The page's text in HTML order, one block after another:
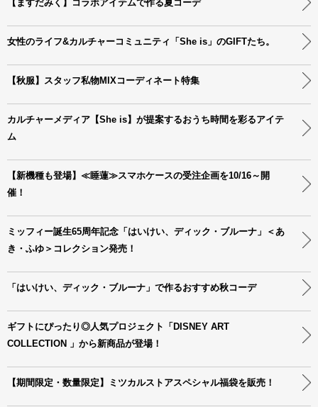
【ますだみく】コラボアイテムで作る夏コーデ
女性のライフ&カルチャーコミュニティ「She is」のGIFTたち。
【秋服】スタッフ私物MIXコーディネート特集
カルチャーメディア【She is】が提案するおうち時間を彩るアイテ
ム
【新機種も登場】≪睡蓮≫スマホケースの受注企画を10/16～開
催！
ミッフィー誕生65周年記念「はいけい、ディック・ブルーナ」＜あ
き・ふゆ＞コレクション発売！
「はいけい、ディック・ブルーナ」で作るおすすめ秋コーデ
ギフトにぴったり◎人気プロジェクト「DISNEY ART
COLLECTION 」から新商品が登場！
【期間限定・数量限定】ミツカルストアスペシャル福袋を販売！